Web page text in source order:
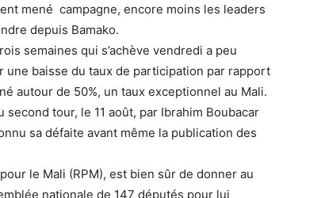
mené campagne, encore moins les leaders
depuis Bamako.
semaines qui s’achève vendredi a peu
une baisse du taux de participation par rapport
autour de 50%, un taux exceptionnel au Mali.
tour, le 11 août, par Ibrahim Boubacar
sa défaite avant même la publication des
le Mali (RPM), est bien sûr de donner au
nationale de 147 députés pour lui